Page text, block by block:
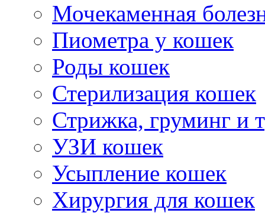
Мочекаменная
Пиометра у кошек
Роды кошек
Стерилизация кошек
Стрижка, груминг и
УЗИ кошек
Усыпление кошек
Хирургия для кошек